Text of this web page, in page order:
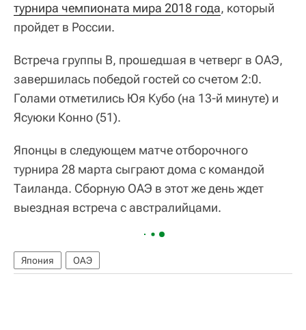
турнира чемпионата мира 2018 года, который
пройдет в России.
Встреча группы В, прошедшая в четверг в ОАЭ,
завершилась победой гостей со счетом 2:0.
Голами отметились Юя Кубо (на 13-й минуте) и
Ясуюки Конно (51).
Японцы в следующем матче отборочного
турнира 28 марта сыграют дома с командой
Таиланда. Сборную ОАЭ в этот же день ждет
выездная встреча с австралийцами.
Япония ОАЭ